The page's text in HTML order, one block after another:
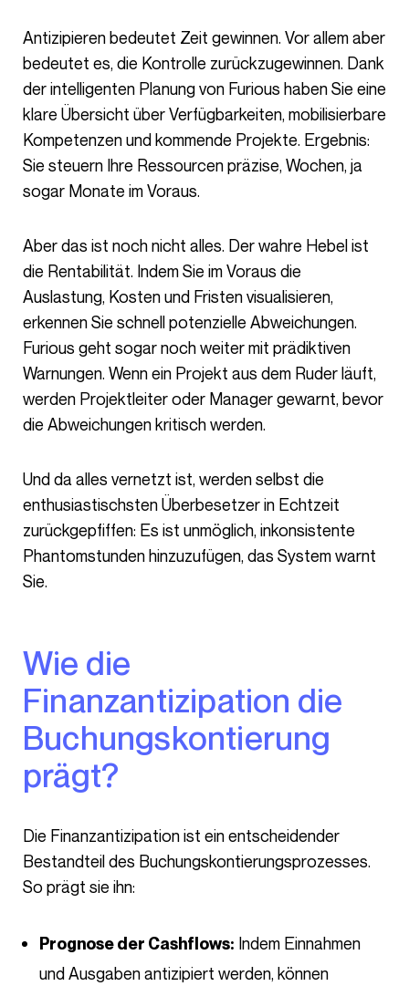
Antizipieren bedeutet Zeit gewinnen. Vor allem aber
bedeutet es, die Kontrolle zurückzugewinnen. Dank
der intelligenten Planung von Furious haben Sie eine
klare Übersicht über Verfügbarkeiten, mobilisierbare
Kompetenzen und kommende Projekte. Ergebnis:
Sie steuern Ihre Ressourcen präzise, Wochen, ja
sogar Monate im Voraus.
Aber das ist noch nicht alles. Der wahre Hebel ist
die Rentabilität. Indem Sie im Voraus die
Auslastung, Kosten und Fristen visualisieren,
erkennen Sie schnell potenzielle Abweichungen.
Furious geht sogar noch weiter mit prädiktiven
Warnungen. Wenn ein Projekt aus dem Ruder läuft,
werden Projektleiter oder Manager gewarnt, bevor
die Abweichungen kritisch werden.
Und da alles vernetzt ist, werden selbst die
enthusiastischsten Überbesetzer in Echtzeit
zurückgepfiffen: Es ist unmöglich, inkonsistente
Phantomstunden hinzuzufügen, das System warnt
Sie.
Wie die
Finanzantizipation die
Buchungskontierung
prägt?
Die Finanzantizipation ist ein entscheidender
Bestandteil des Buchungskontierungsprozesses.
So prägt sie ihn:
Prognose der Cashflows: Indem Einnahmen
und Ausgaben antizipiert werden, können